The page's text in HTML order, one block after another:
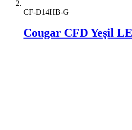
CF-D14HB-G
Cougar CFD Yeşil